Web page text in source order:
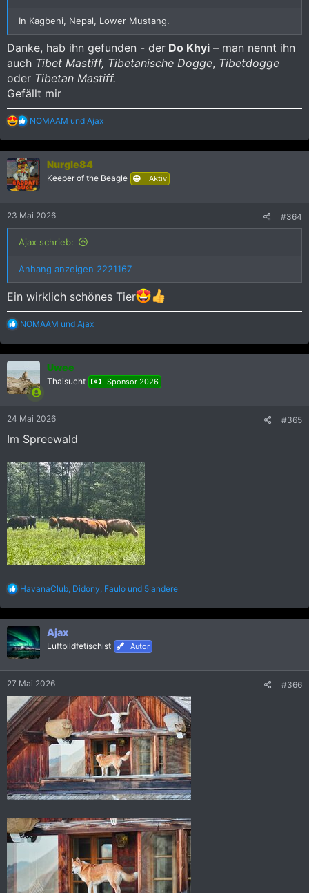
In Kagbeni, Nepal, Lower Mustang.
Danke, hab ihn gefunden - der Do Khyi – man nennt ihn
auch Tibet Mastiff, Tibetanische Dogge, Tibetdogge
oder Tibetan Mastiff.
Gefällt mir
R
a
k
t
i
o
n
:
NOMAAM und Ajax
Nurgle84
Keeper of the Beagle Aktiv
23 Mai 2026 #364
Ajax schrieb:
Anhang anzeigen 2221167
Ein wirklich schönes Tier
R
a
k
i
o
n
NOMAAM und Ajax
Uwee
Thaisucht Sponsor 2026
24 Mai 2026 #365
Im Spreewald
R
a
k
t
i
o
n
:
HavanaClub Didony Faulo und 5 andere
Ajax
Luftbildfetischist Autor
27 Mai 2026 #366